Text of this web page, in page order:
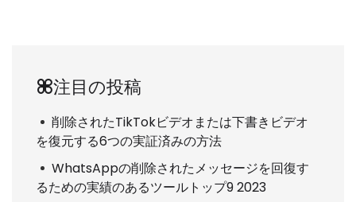
注目の投稿
削除されたTikTokビデオまたは下書きビデオ
を復元する6つの実証済みの方法
WhatsAppの削除されたメッセージを回復す
るための実績のあるツールトップ9 2023